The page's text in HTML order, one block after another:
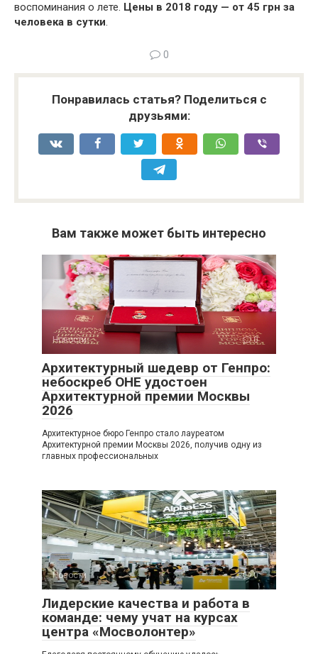
воспоминания о лете. Цены в 2018 году — от 45 грн за
человека в сутки.
0
Понравилась статья? Поделиться с
друзьями:
Вам также может быть интересно
Новости 0
Архитектурный шедевр от Генпро:
небоскреб ОНЕ удостоен
Архитектурной премии Москвы
2026
Архитектурное бюро Генпро стало лауреатом
Архитектурной премии Москвы 2026, получив одну из
главных профессиональных
Новости 0
Лидерские качества и работа в
команде: чему учат на курсах
центра «Мосволонтер»